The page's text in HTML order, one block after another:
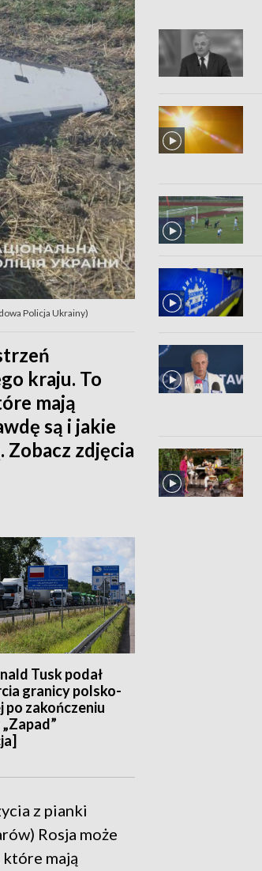
Policja Ukrainy)
kraju. To
mają
są i jakie
Zobacz zdjęcia
Tusk podał
granicy polsko-
po zakończeniu
z pianki
Rosja może
mają